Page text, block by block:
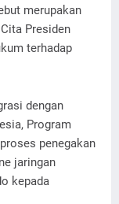
merupakan
Presiden
terhadap
dengan
Program
penegakan
jaringan
kepada